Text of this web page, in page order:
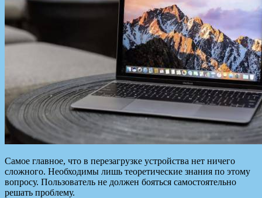
Самое главное, что в перезагрузке устройства нет ничего
сложного. Необходимы лишь теоретические знания по этому
вопросу. Пользователь не должен бояться самостоятельно
решать проблему.